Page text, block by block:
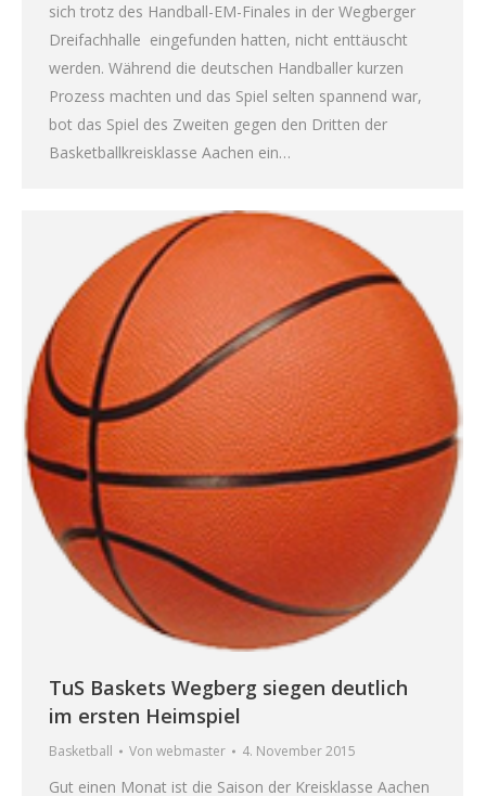
sich trotz des Handball-EM-Finales in der Wegberger
Dreifachhalle eingefunden hatten, nicht enttäuscht
werden. Während die deutschen Handballer kurzen
Prozess machten und das Spiel selten spannend war,
bot das Spiel des Zweiten gegen den Dritten der
Basketballkreisklasse Aachen ein…
TuS Baskets Wegberg siegen deutlich
im ersten Heimspiel
Basketball Von webmaster 4. November 2015
Gut einen Monat ist die Saison der Kreisklasse Aachen